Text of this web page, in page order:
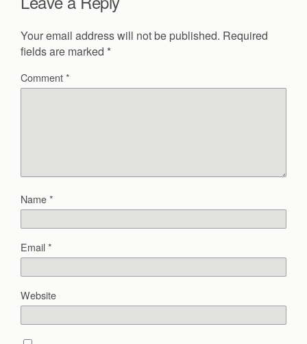
Your email address will not be published. Required
fields are marked *
Comment*
Name*
Email*
Website